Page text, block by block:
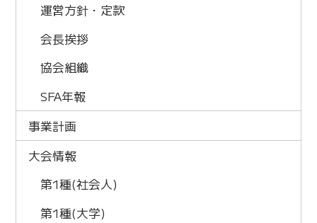
運営方針・定款
会長挨拶
協会組織
SFA年報
事業計画
大会情報
第1種(社会人)
第1種(大学)